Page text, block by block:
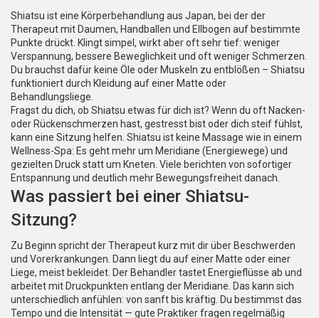
Shiatsu ist eine Körperbehandlung aus Japan, bei der der
Therapeut mit Daumen, Handballen und Ellbogen auf bestimmte
Punkte drückt. Klingt simpel, wirkt aber oft sehr tief: weniger
Verspannung, bessere Beweglichkeit und oft weniger Schmerzen.
Du brauchst dafür keine Öle oder Muskeln zu entblößen – Shiatsu
funktioniert durch Kleidung auf einer Matte oder
Behandlungsliege.
Fragst du dich, ob Shiatsu etwas für dich ist? Wenn du oft Nacken-
oder Rückenschmerzen hast, gestresst bist oder dich steif fühlst,
kann eine Sitzung helfen. Shiatsu ist keine Massage wie in einem
Wellness-Spa: Es geht mehr um Meridiane (Energiewege) und
gezielten Druck statt um Kneten. Viele berichten von sofortiger
Entspannung und deutlich mehr Bewegungsfreiheit danach.
Was passiert bei einer Shiatsu-
Sitzung?
Zu Beginn spricht der Therapeut kurz mit dir über Beschwerden
und Vorerkrankungen. Dann liegt du auf einer Matte oder einer
Liege, meist bekleidet. Der Behandler tastet Energieflüsse ab und
arbeitet mit Druckpunkten entlang der Meridiane. Das kann sich
unterschiedlich anfühlen: von sanft bis kräftig. Du bestimmst das
Tempo und die Intensität — gute Praktiker fragen regelmäßig